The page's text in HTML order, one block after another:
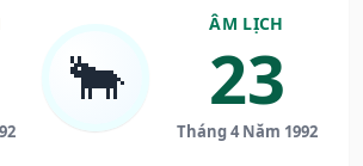
🐂
ÂM LỊCH
23
Tháng 4 Năm 1992